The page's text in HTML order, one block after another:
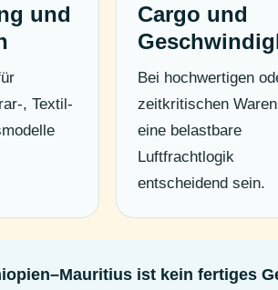
und
, Textil-
Cargo und
Bei hochwertigen
zeitkritischen
eine belastbare
Luftfrachtlogik
entscheidend sein.
ist kein fertiges